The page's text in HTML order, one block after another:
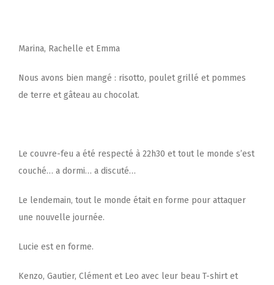
Marina, Rachelle et Emma
Nous avons bien mangé : risotto, poulet grillé et pommes
de terre et gâteau au chocolat.
Le couvre-feu a été respecté à 22h30 et tout le monde s’est
couché… a dormi… a discuté…
Le lendemain, tout le monde était en forme pour attaquer
une nouvelle journée.
Lucie est en forme.
Kenzo, Gautier, Clément et Leo avec leur beau T-shirt et